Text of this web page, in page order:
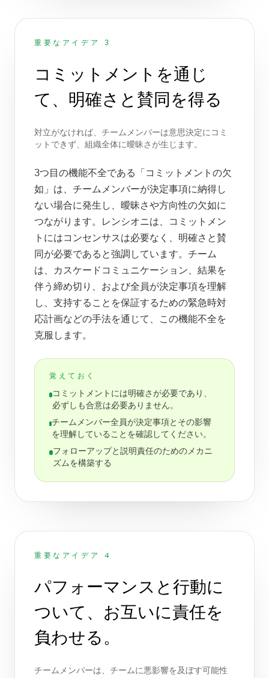
重要なアイデア 3
コミットメントを通じ
て、明確さと賛同を得る
対立がなければ、チームメンバーは意思決定にコミ
ットできず、組織全体に曖昧さが生じます。
3つ目の機能不全である「コミットメントの欠
如」は、チームメンバーが決定事項に納得し
ない場合に発生し、曖昧さや方向性の欠如に
つながります。レンシオニは、コミットメン
トにはコンセンサスは必要なく、明確さと賛
同が必要であると強調しています。チーム
は、カスケードコミュニケーション、結果を
伴う締め切り、および全員が決定事項を理解
し、支持することを保証するための緊急時対
応計画などの手法を通じて、この機能不全を
克服します。
覚えておく
コミットメントには明確さが必要であり、
必ずしも合意は必要ありません。
チームメンバー全員が決定事項とその影響
を理解していることを確認してください。
フォローアップと説明責任のためのメカニ
ズムを構築する
重要なアイデア 4
パフォーマンスと行動に
ついて、お互いに責任を
負わせる。
チームメンバーは、チームに悪影響を及ぼす可能性